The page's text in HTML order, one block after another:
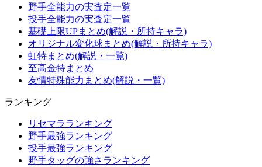
野手全能力の実査定一覧
投手全能力の実査定一覧
基礎上限UPまとめ(解説・所持キャラ)
オリジナル変化球まとめ(解説・所持キャラ)
虹特まとめ(解説・一覧)
至高金特まとめ
友情特殊能力まとめ(解説・一覧)
ランキング
リセマラランキング
野手最強ランキング
投手最強ランキング
野手タッグの強さランキング